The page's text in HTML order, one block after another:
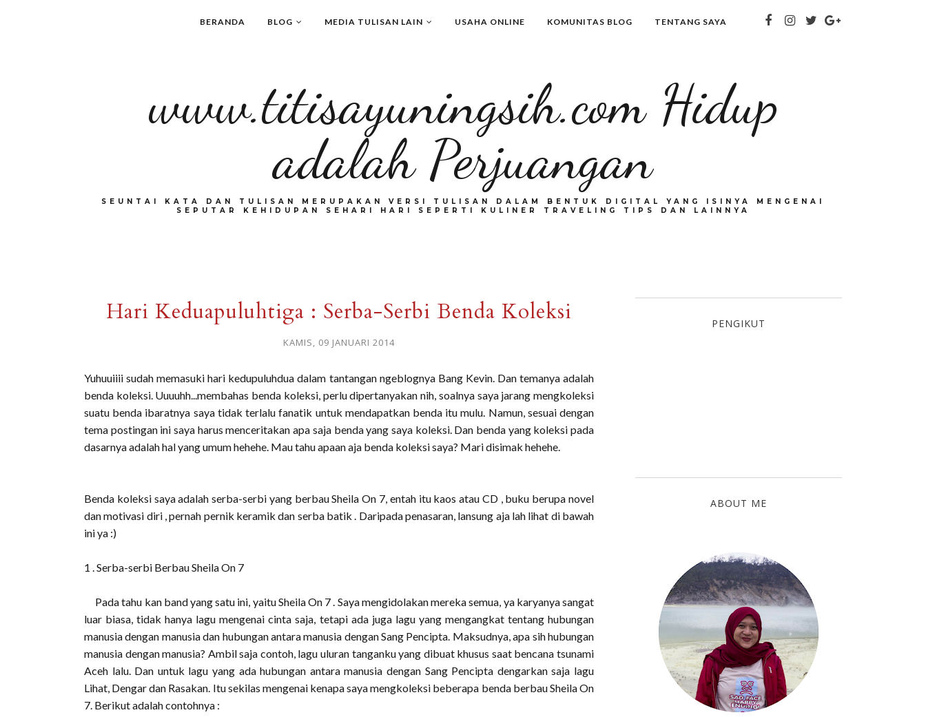
BERANDA BLOG MEDIA TULISAN LAIN USAHA ONLINE KOMUNITAS BLOG TENTANG SAYA
www.titisayuningsih.com Hidup
adalah Perjuangan
SEUNTAI KATA DAN TULISAN MERUPAKAN VERSI TULISAN DALAM BENTUK DIGITAL YANG ISINYA MENGENAI
SEPUTAR KEHIDUPAN SEHARI HARI SEPERTI KULINER TRAVELING TIPS DAN LAINNYA
Hari Keduapuluhtiga : Serba-Serbi Benda Koleksi
KAMIS, 09 JANUARI 2014
Yuhuuiiii sudah memasuki hari kedupuluhdua dalam tantangan ngeblognya Bang Kevin. Dan temanya adalah
benda koleksi. Uuuuhh...membahas benda koleksi, perlu dipertanyakan nih, soalnya saya jarang mengkoleksi
suatu benda ibaratnya saya tidak terlalu fanatik untuk mendapatkan benda itu mulu. Namun, sesuai dengan
tema postingan ini saya harus menceritakan apa saja benda yang saya koleksi. Dan benda yang koleksi pada
dasarnya adalah hal yang umum hehehe. Mau tahu apaan aja benda koleksi saya? Mari disimak hehehe.
Benda koleksi saya adalah serba-serbi yang berbau Sheila On 7, entah itu kaos atau CD , buku berupa novel
dan motivasi diri , pernah pernik keramik dan serba batik . Daripada penasaran, lansung aja lah lihat di bawah
ini ya :)
1 . Serba-serbi Berbau Sheila On 7
Pada tahu kan band yang satu ini, yaitu Sheila On 7 . Saya mengidolakan mereka semua, ya karyanya sangat
luar biasa, tidak hanya lagu mengenai cinta saja, tetapi ada juga lagu yang mengangkat tentang hubungan
manusia dengan manusia dan hubungan antara manusia dengan Sang Pencipta. Maksudnya, apa sih hubungan
manusia dengan manusia? Ambil saja contoh, lagu uluran tanganku yang dibuat khusus saat bencana tsunami
Aceh lalu. Dan untuk lagu yang ada hubungan antara manusia dengan Sang Pencipta dengarkan saja lagu
Lihat, Dengar dan Rasakan. Itu sekilas mengenai kenapa saya mengkoleksi beberapa benda berbau Sheila On
7. Berikut adalah contohnya :
PENGIKUT
ABOUT ME